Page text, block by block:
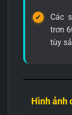
Âm đạo giả
nhỏ gọn với vỏ
(viên thuốc)
phần lõi bên
đàn hồi tốt. Đặc
cảm giác BJ và
Các
trơn
tùy
Hình ảnh